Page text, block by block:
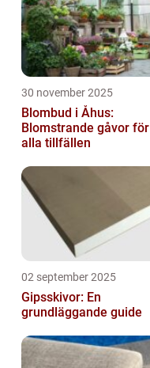
30 november 2025
Blombud i Åhus:
Blomstrande gåvor för
alla tillfällen
02 september 2025
Gipsskivor: En
grundläggande guide